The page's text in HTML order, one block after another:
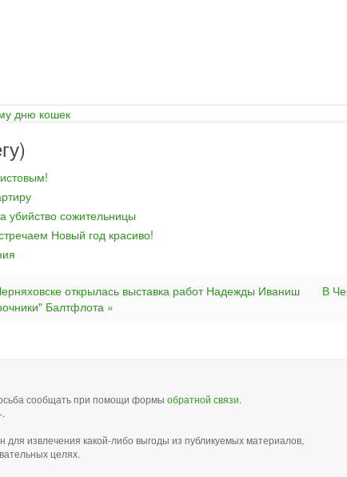
дню кошек
убийство сожительницы
Новый год красиво!
открылась выставка работ Надежды Иваниш
В
Балтфлота »
сообщать при помощи формы обратной связи.
извлечения какой-либо выгоды из публикуемых материалов,
целях.